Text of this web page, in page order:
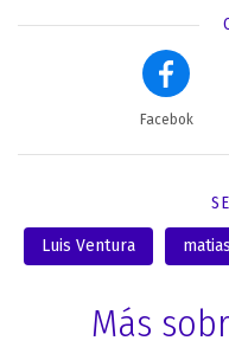
Facebok
Luis Ventura
Más